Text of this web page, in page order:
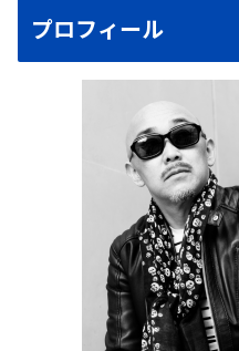
プロフィール